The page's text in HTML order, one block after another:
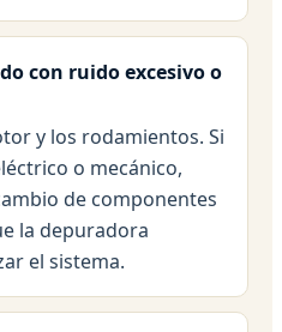
con ruido excesivo o
y los rodamientos. Si
o mecánico,
de componentes
la depuradora
el sistema.